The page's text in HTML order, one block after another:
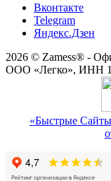
Вконтакте
Telegram
Яндекс.Дзен
2026 © Zamess® -
ООО «Легко», ИНН
«Быстрые